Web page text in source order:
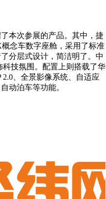
本次参展的产品。其中，捷
念车数字座舱，采用了标准
分层式设计，简洁明了。中
技氛围。配置上则搭载了华
、全景影像系统、自适应
动泊车等功能。